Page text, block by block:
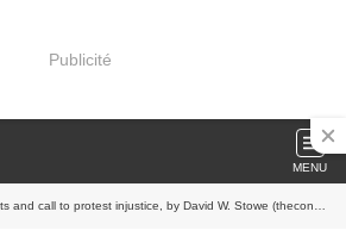
Publicité
MENU
call to protest injustice, by David W. Stowe (theconversation.com)